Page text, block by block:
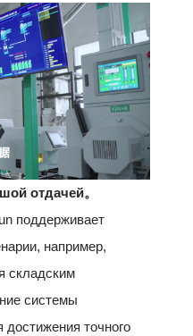
отдачей。
поддерживает
например,
складским
системы
точного